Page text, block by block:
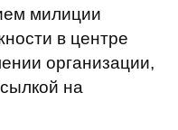
милиции
в центре
организации,
на